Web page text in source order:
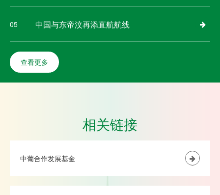
05 中国与东帝汶再添直航航线
查看更多
相关链接
中葡合作发展基金